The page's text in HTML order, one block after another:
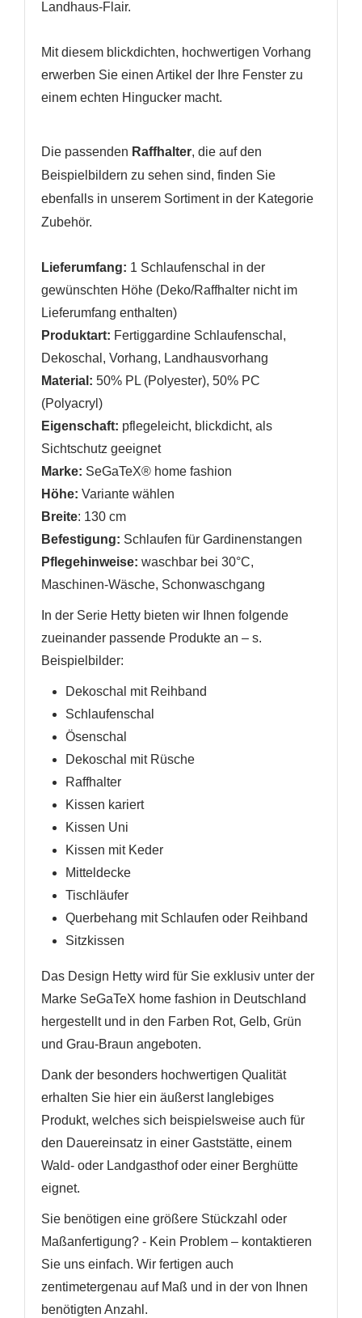
Landhaus-Flair.
Mit diesem blickdichten, hochwertigen Vorhang
erwerben Sie einen Artikel der Ihre Fenster zu
einem echten Hingucker macht.
Die passenden Raffhalter, die auf den
Beispielbildern zu sehen sind, finden Sie
ebenfalls in unserem Sortiment in der Kategorie
Zubehör.
Lieferumfang: 1 Schlaufenschal in der
gewünschten Höhe (Deko/Raffhalter nicht im
Lieferumfang enthalten)
Produktart: Fertiggardine Schlaufenschal,
Dekoschal, Vorhang, Landhausvorhang
Material: 50% PL (Polyester), 50% PC
(Polyacryl)
Eigenschaft: pflegeleicht, blickdicht, als
Sichtschutz geeignet
Marke: SeGaTeX® home fashion
Höhe: Variante wählen
Breite: 130 cm
Befestigung: Schlaufen für Gardinenstangen
Pflegehinweise: waschbar bei 30°C,
Maschinen-Wäsche, Schonwaschgang
In der Serie Hetty bieten wir Ihnen folgende
zueinander passende Produkte an – s.
Beispielbilder:
Dekoschal mit Reihband
Schlaufenschal
Ösenschal
Dekoschal mit Rüsche
Raffhalter
Kissen kariert
Kissen Uni
Kissen mit Keder
Mitteldecke
Tischläufer
Querbehang mit Schlaufen oder Reihband
Sitzkissen
Das Design Hetty wird für Sie exklusiv unter der
Marke SeGaTeX home fashion in Deutschland
hergestellt und in den Farben Rot, Gelb, Grün
und Grau-Braun angeboten.
Dank der besonders hochwertigen Qualität
erhalten Sie hier ein äußerst langlebiges
Produkt, welches sich beispielsweise auch für
den Dauereinsatz in einer Gaststätte, einem
Wald- oder Landgasthof oder einer Berghütte
eignet.
Sie benötigen eine größere Stückzahl oder
Maßanfertigung? - Kein Problem – kontaktieren
Sie uns einfach. Wir fertigen auch
zentimetergenau auf Maß und in der von Ihnen
benötigten Anzahl.
AUF MEINE WUNSCHLISTE
add_circle_outline Neue Liste anlegen
WUNSCHLISTE ERSTELLEN
Sie müssen angemeldet sein, um Artikel Ihrer